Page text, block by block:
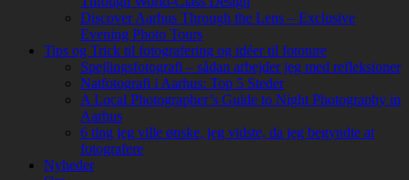
Discover Aarhus Through the Lens – Exclusive
Evening Photo Tours
Tips og Trick til fotografering og idéer til fototure
Spejlingsfotografi – sådan arbejder jeg med refleksioner
Natfotografi i Aarhus: Top 5 Steder
A Local Photographer’s Guide to Night Photography in
Aarhus
6 ting jeg ville ønske, jeg vidste, da jeg begyndte at
fotografere
Nyheder